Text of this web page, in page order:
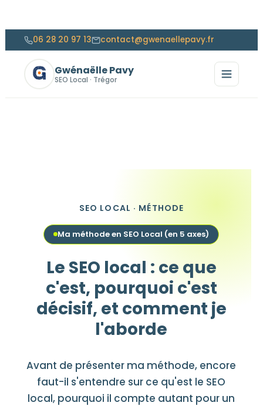
06 28 20 97 13 contact@gwenaellepavy.fr
Gwénaëlle Pavy
SEO Local · Trégor
SEO LOCAL · MÉTHODE
Ma méthode en SEO Local (en 5 axes)
Le SEO local : ce que
c'est, pourquoi c'est
décisif, et comment je
l'aborde
Avant de présenter ma méthode, encore
faut-il s'entendre sur ce qu'est le SEO
local, pourquoi il compte autant pour un